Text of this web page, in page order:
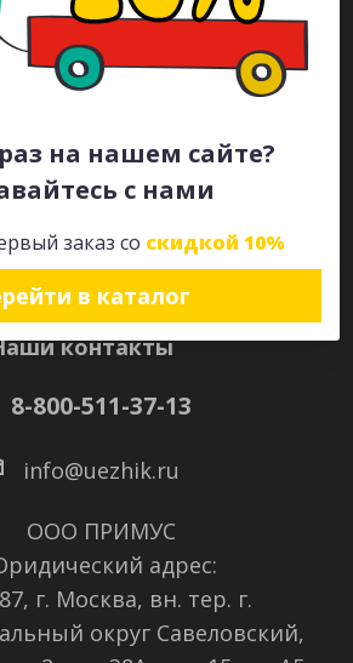
на нашем сайте?
с нами
заказ со скидкой 10%
в каталог
Каталог
всегда в курсе!
контакты
8-800-511-37-13
info@uezhik.ru
ООО ПРИМУС
адрес:
г. Москва, вн. тер. г.
округ Савеловский,